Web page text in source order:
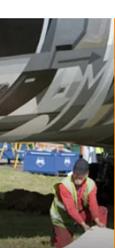
Kits de
etKits